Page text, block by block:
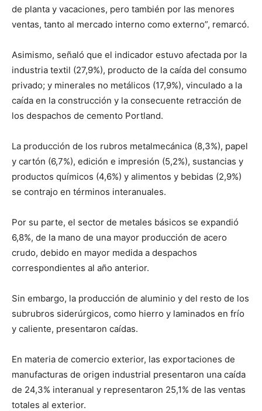
de planta y vacaciones, pero también por las menores
ventas, tanto al mercado interno como externo”, remarcó.
Asimismo, señaló que el indicador estuvo afectada por la
industria textil (27,9%), producto de la caída del consumo
privado; y minerales no metálicos (17,9%), vinculado a la
caída en la construcción y la consecuente retracción de
los despachos de cemento Portland.
La producción de los rubros metalmecánica (8,3%), papel
y cartón (6,7%), edición e impresión (5,2%), sustancias y
productos químicos (4,6%) y alimentos y bebidas (2,9%)
se contrajo en términos interanuales.
Por su parte, el sector de metales básicos se expandió
6,8%, de la mano de una mayor producción de acero
crudo, debido en mayor medida a despachos
correspondientes al año anterior.
Sin embargo, la producción de aluminio y del resto de los
subrubros siderúrgicos, como hierro y laminados en frío
y caliente, presentaron caídas.
En materia de comercio exterior, las exportaciones de
manufacturas de origen industrial presentaron una caída
de 24,3% interanual y representaron 25,1% de las ventas
totales al exterior.